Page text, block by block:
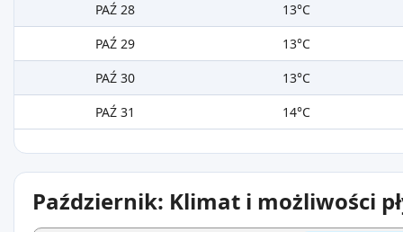
PAŹ 28
13°C
PAŹ 29
13°C
PAŹ 30
13°C
PAŹ 31
14°C
Październik: Klimat i możliwości